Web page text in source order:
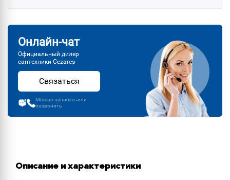
Онлайн-чат
Официальный дилер
сантехники Cezares
Связаться
Можно написать или
позвонить
Описание и характеристики